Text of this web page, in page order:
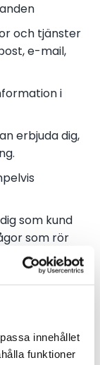
innehållet
funktioner
och tjänster
e-mail,
i
erbjuda dig,
som kund
som rör
delas av de